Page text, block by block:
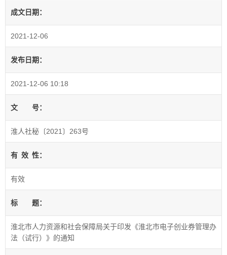
成文日期：
2021-12-06
发布日期：
2021-12-06 10:18
文 号：
淮人社秘〔2021〕263号
有 效 性：
有效
标 题：
淮北市人力资源和社会保障局关于印发《淮北市电子创业券管理办
法（试行）》的通知